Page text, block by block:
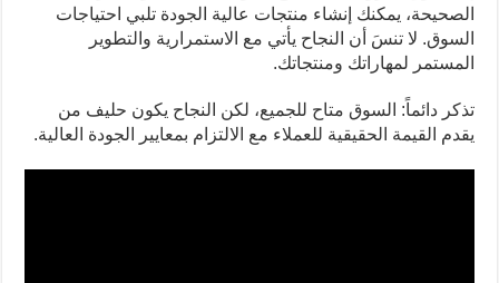
الصحيحة، يمكنك إنشاء منتجات عالية الجودة تلبي احتياجات
السوق. لا تنسَ أن النجاح يأتي مع الاستمرارية والتطوير
المستمر لمهاراتك ومنتجاتك.
تذكر دائماً: السوق متاح للجميع، لكن النجاح يكون حليف من
يقدم القيمة الحقيقية للعملاء مع الالتزام بمعايير الجودة العالية.